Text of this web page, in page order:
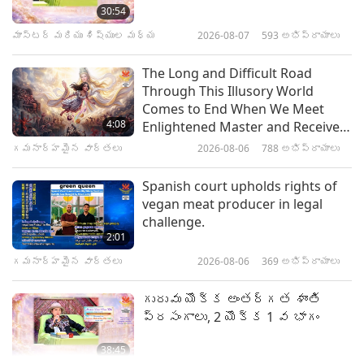
38:28
38:44
బాడీ కోడ్ ఆఫ్ ఎ మాస్టర్, పార్ట్
1 ఆఫ్ 11
38:53
ఒక మినీ బ్యాంగ్ప్ర పంచాన్ని
పునరుద్ధరించడానికి, పార్ట్ 1
30:54
మాస్టర్ మరియు శిష్యుల మధ్య 2026-08-07 593 అభిప్రాయాలు
4:08
The Long and Difficult Road
Through This Illusory World
Comes to End When We Meet
Enlightened Master and Receive
గమనార్హమైన వార్తలు 2026-08-06 788 అభిప్రాయాలు
2:01
Spanish court upholds rights of
vegan meat producer in legal
challenge.
గమనార్హమైన వార్తలు 2026-08-06 369 అభిప్రాయాలు
38:45
గురువు యొక్క అంతర్గత శాంతి
ప్రసంగాలు, 2 యొక్క 1 వ భాగం